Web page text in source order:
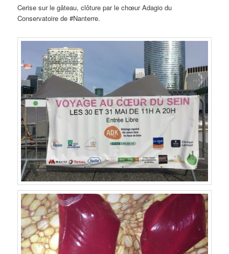
Cerise sur le gâteau, clôture par le chœur Adagio du
Conservatoire de #Nanterre.